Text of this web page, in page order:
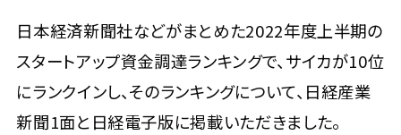
日本経済新聞社などがまとめた2022年度上半期の
スタートアップ資金調達ランキングで、サイカが10位
にランクインし、そのランキングについて、日経産業
新聞1面と日経電子版に掲載いただきました。